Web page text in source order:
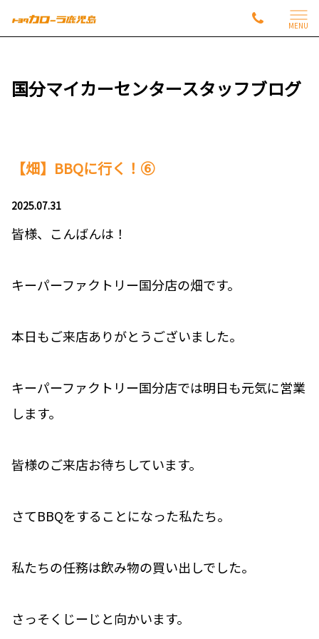
MENU
国分マイカーセンタースタッフブログ
【畑】BBQに行く！⑥
2025.07.31
皆様、こんばんは！
キーパーファクトリー国分店の畑です。
本日もご来店ありがとうございました。
キーパーファクトリー国分店では明日も元気に営業
します。
皆様のご来店お待ちしています。
さてBBQをすることになった私たち。
私たちの任務は飲み物の買い出しでした。
さっそくじーじと向かいます。